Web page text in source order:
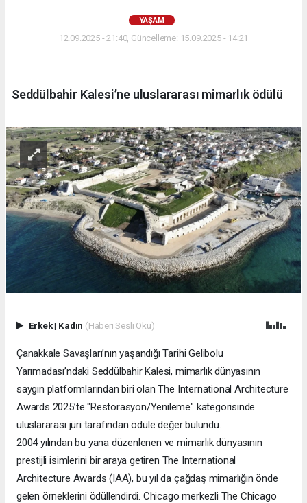
YAŞAM
12.09.2025 - 21:40, Güncelleme: 15.09.2025 - 14:21
Seddülbahir Kalesi’ne uluslararası mimarlık ödülü
Erkek| Kadın (Haberi Sesli Oku)
Çanakkale Savaşları’nın yaşandığı Tarihi Gelibolu
Yarımadası’ndaki Seddülbahir Kalesi, mimarlık dünyasının
saygın platformlarından biri olan The International Architecture
Awards 2025’te "Restorasyon/Yenileme" kategorisinde
uluslararası jüri tarafından ödüle değer bulundu.
2004 yılından bu yana düzenlenen ve mimarlık dünyasının
prestijli isimlerini bir araya getiren The International
Architecture Awards (IAA), bu yıl da çağdaş mimarlığın önde
gelen örneklerini ödüllendirdi. Chicago merkezli The Chicago